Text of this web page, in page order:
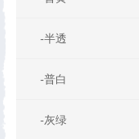
-半透
-普白
-灰绿